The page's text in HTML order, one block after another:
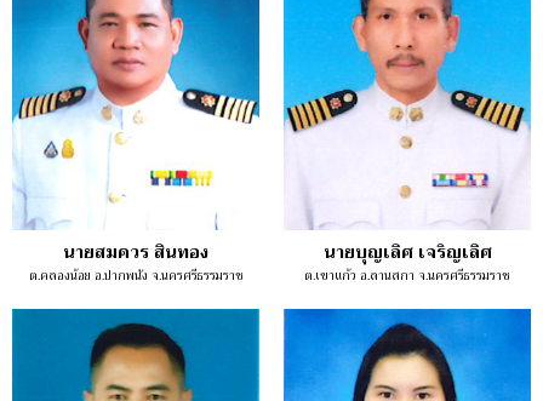
นายสมควร สินทอง
ต.คลองน้อย อ.ปากพนัง จ.นครศรีธรรมราช
นายบุญเลิศ เจริญเลิศ
ต.เขาแก้ว อ.ลานสกา จ.นครศรีธรรมราช